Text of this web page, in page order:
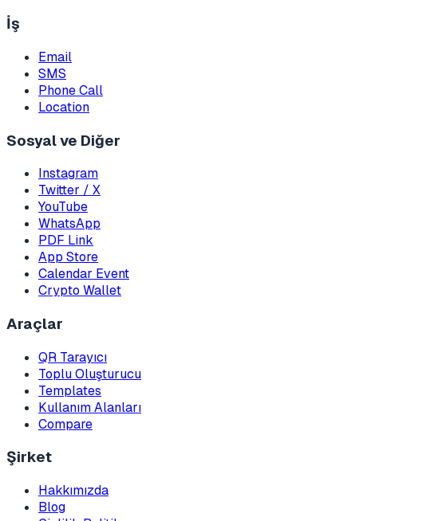
İş
Email
SMS
Phone Call
Location
Sosyal ve Diğer
Instagram
Twitter / X
YouTube
WhatsApp
PDF Link
App Store
Calendar Event
Crypto Wallet
Araçlar
QR Tarayıcı
Toplu Oluşturucu
Templates
Kullanım Alanları
Compare
Şirket
Hakkımızda
Blog